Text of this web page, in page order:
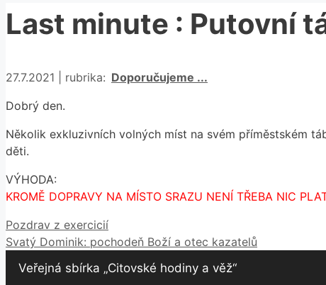
Last minute : Putovní
27.7.2021 rubrika: Rubriky
Doporučujeme ...
Dobrý den.
Několik exkluzivních volných míst na svém příměstském
děti.
VÝHODA:
KROMĚ DOPRAVY NA MÍSTO SRAZU NENÍ TŘEBA NIC
Pozdrav z exercicií
Svatý Dominik: pochodeň Boží a otec kazatelů
Veřejná sbírka „Citovské hodiny a věž“